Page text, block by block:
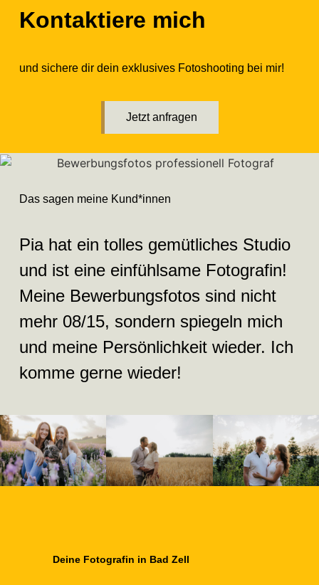
Kontaktiere mich
und sichere dir dein exklusives Fotoshooting bei mir!
Jetzt anfragen
Das sagen meine Kund*innen
Pia hat ein tolles gemütliches Studio
und ist eine einfühlsame Fotografin!
Meine Bewerbungsfotos sind nicht
mehr 08/15, sondern spiegeln mich
und meine Persönlichkeit wieder. Ich
komme gerne wieder!
Deine Fotografin in Bad Zell